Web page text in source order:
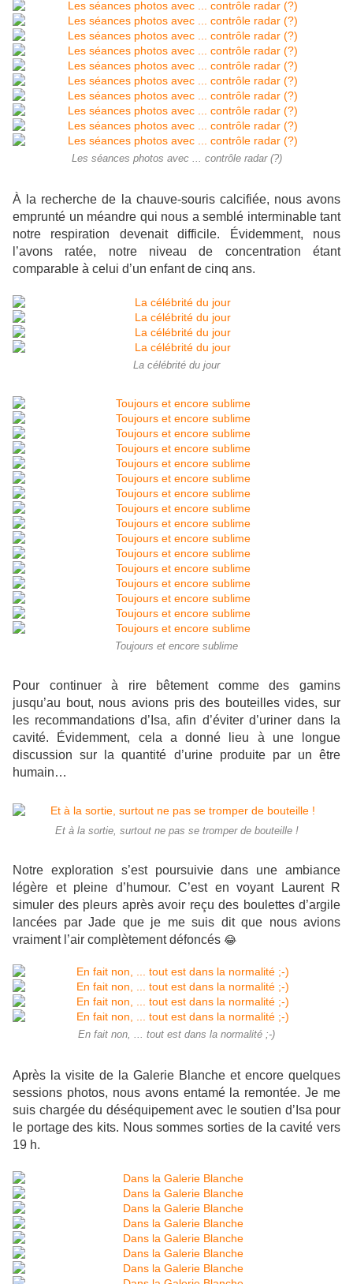
Les séances photos avec ... contrôle radar (?)
À la recherche de la chauve-souris calcifiée, nous avons
emprunté un méandre qui nous a semblé interminable tant
notre respiration devenait difficile. Évidemment, nous
l’avons ratée, notre niveau de concentration étant
comparable à celui d’un enfant de cinq ans.
La célébrité du jour
Toujours et encore sublime
Pour continuer à rire bêtement comme des gamins
jusqu’au bout, nous avions pris des bouteilles vides, sur
les recommandations d’Isa, afin d’éviter d’uriner dans la
cavité. Évidemment, cela a donné lieu à une longue
discussion sur la quantité d’urine produite par un être
humain…
Et à la sortie, surtout ne pas se tromper de bouteille !
Notre exploration s’est poursuivie dans une ambiance
légère et pleine d’humour. C’est en voyant Laurent R
simuler des pleurs après avoir reçu des boulettes d’argile
lancées par Jade que je me suis dit que nous avions
vraiment l’air complètement défoncés 😂
En fait non, ... tout est dans la normalité ;-)
Après la visite de la Galerie Blanche et encore quelques
sessions photos, nous avons entamé la remontée. Je me
suis chargée du déséquipement avec le soutien d’Isa pour
le portage des kits. Nous sommes sorties de la cavité vers
19 h.